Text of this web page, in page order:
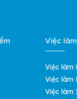
Việc
Việc làm
Việc làm
Việc làm